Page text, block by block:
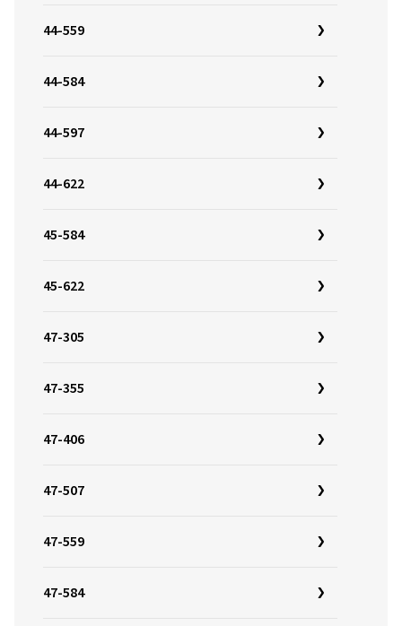
44-559
44-584
44-597
44-622
45-584
45-622
47-305
47-355
47-406
47-507
47-559
47-584